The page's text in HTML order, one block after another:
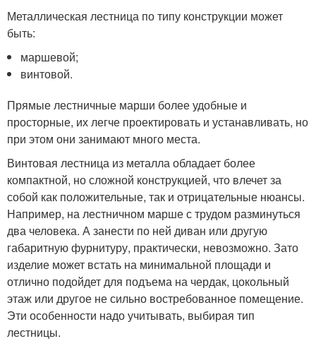
Металлическая лестница по типу конструкции может
быть:
маршевой;
винтовой.
Прямые лестничные марши более удобные и
просторные, их легче проектировать и устанавливать, но
при этом они занимают много места.
Винтовая лестница из металла обладает более
компактной, но сложной конструкцией, что влечет за
собой как положительные, так и отрицательные нюансы.
Например, на лестничном марше с трудом разминуться
два человека. А занести по ней диван или другую
габаритную фурнитуру, практически, невозможно. Зато
изделие может встать на минимальной площади и
отлично подойдет для подъема на чердак, цокольный
этаж или другое не сильно востребованное помещение.
Эти особенности надо учитывать, выбирая тип
лестницы.